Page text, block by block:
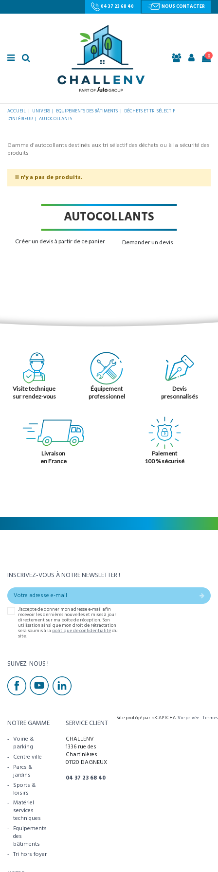
04 37 23 68 40 NOUS CONTACTER
0
ACCUEIL UNIVERS EQUIPEMENTS DES BÂTIMENTS
DÉCHETS ET TRI SÉLECTIF
D'INTÉRIEUR
AUTOCOLLANTS
Gamme d'autocollants destinés aux tri sélectif des déchets ou à la sécurité des
produits
Il n'y a pas de produits.
AUTOCOLLANTS
Créer un devis à partir de ce panier Demander un devis
Visite technique
sur rendez-vous
Équipement
professionnel
Devis
presonnalisés
Livraison
en France
Paiement
100 % sécurisé
INSCRIVEZ-VOUS À NOTRE NEWSLETTER !
J'accepte de donner mon adresse e-mail afin
recevoir les dernières nouvelles et mises à jour
directement sur ma boîte de réception. Son
utilisation ainsi que mon droit de rétractation
sera soumis à la politique de confidentialitédu
site.
SUIVEZ-NOUS !
NOTRE GAMME
Voirie &
parking
Centre ville
Parcs &
jardins
Sports &
loisirs
Matériel
services
techniques
Equipements
des
bâtiments
Tri hors foyer
SERVICE CLIENT
CHALLENV
1336 rue des
Chartinières
01120 DAGNEUX
04 37 23 68 40
Site protégé par reCAPTCHA.Vie privée-Termes